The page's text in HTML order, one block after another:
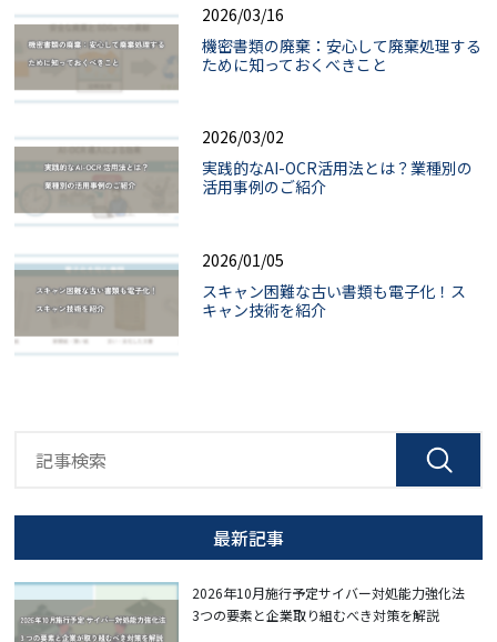
2026/03/16
機密書類の廃棄：安心して廃棄処理する
ために知っておくべきこと
2026/03/02
実践的なAI-OCR活用法とは？業種別の
活用事例のご紹介
2026/01/05
スキャン困難な古い書類も電子化！ス
キャン技術を紹介
最新記事
2026年10月施行予定サイバー対処能力強化法
3つの要素と企業取り組むべき対策を解説